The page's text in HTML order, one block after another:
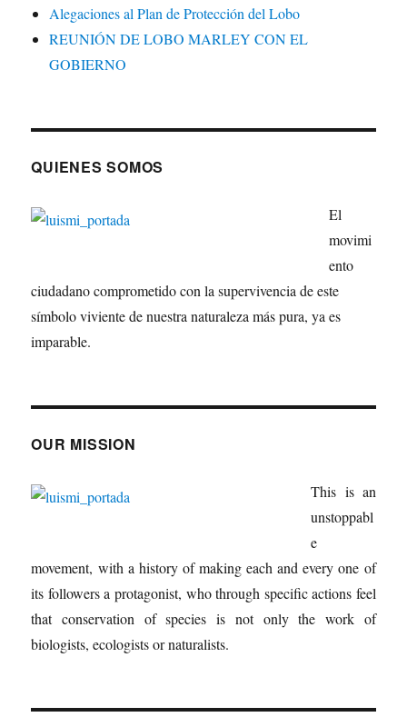
Alegaciones al Plan de Protección del Lobo
REUNIÓN DE LOBO MARLEY CON EL
GOBIERNO
QUIENES SOMOS
El
movimi
ento
ciudadano comprometido con la supervivencia de este
símbolo viviente de nuestra naturaleza más pura, ya es
imparable.
OUR MISSION
This is an
unstoppabl
e
movement, with a history of making each and every one of
its followers a protagonist, who through specific actions feel
that conservation of species is not only the work of
biologists, ecologists or naturalists.